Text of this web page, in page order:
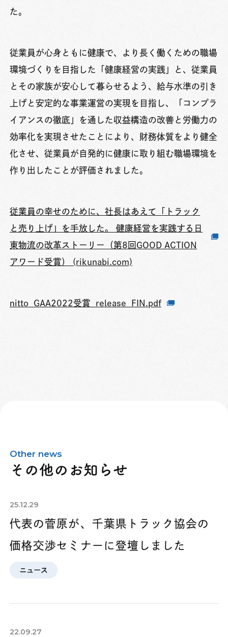
た。
従業員が心身ともに健康で、より長く働くための職場
環境づくりを目指した「健康経営の実践」と、従業員
とその家族が安心して暮らせるよう、給与水準の引き
上げと安定的な事業運営の実現を目指し、「コンプラ
イアンスの徹底」を通した収益構造の改善と労働力の
効率化を実現させたことにより、財務体質をより健全
化させ、従業員が自発的に健康に取り組む職場環境を
作り出したことが評価されました。
従業員の幸せのために、社長はあえて「トラック
と売り上げ」を手放した。 健康経営を実践する日
東物流の改革ストーリー（第8回GOOD ACTION
アワード受賞） (rikunabi.com)
nitto_GAA2022受賞_release_FIN.pdf
Other news
その他のお知らせ
25.12.29
代表の菅原が、千葉県トラック協会の
価格交渉セミナーに登壇しました
ニュース
22.09.27